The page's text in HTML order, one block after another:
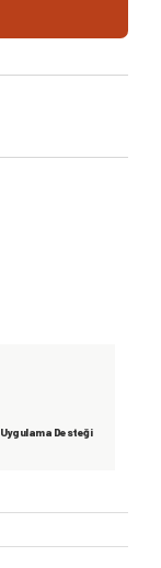
Uygulama Desteği